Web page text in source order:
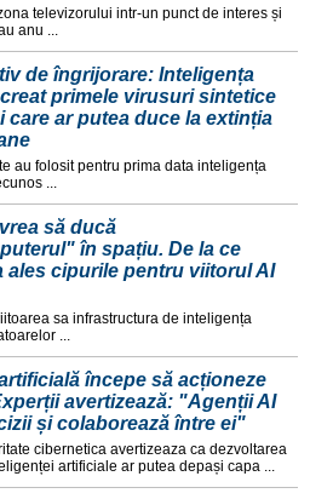
televizorului intr-un punct de interes și
anu ...
de îngrijorare: Inteligența
primele virusuri sintetice
care ar putea duce la extinția
au folosit pentru prima data inteligența
...
să ducă
în spațiu. De la ce
ales cipurile pentru viitorul AI
sa infrastructura de inteligența
...
începe să acționeze
avertizează: "Agenții AI
și colaborează între ei"
cibernetica avertizeaza ca dezvoltarea
artificiale ar putea depași capa ...